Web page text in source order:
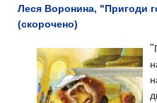
Леся Воронина, "Пригоди
(скорочено)
"